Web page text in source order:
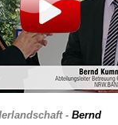
- Bernd